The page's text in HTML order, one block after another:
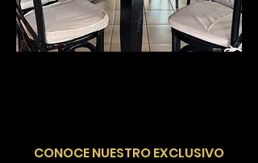
​CONOCE NUESTRO EXCLUSIVO